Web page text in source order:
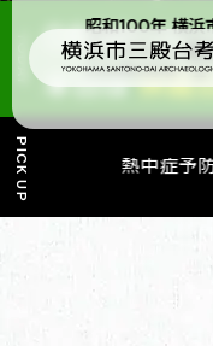
史財団デジタルス
月31日（土）
PICK UP 熱中症予
TODAY 08/10
.mon
9:00 〜
本日は休館